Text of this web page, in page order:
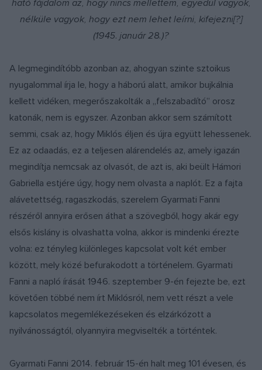
ható fájdalom az, hogy nincs mellettem, egyedül vagyok,
nélküle vagyok, hogy ezt nem lehet leírni, kifejezni[?]
(1945. január 28.)?
A legmegindítóbb azonban az, ahogyan szinte sztoikus
nyugalommal írja le, hogy a háború alatt, amikor bujkálnia
kellett vidéken, megerőszakolták a „felszabadító” orosz
katonák, nem is egyszer. Azonban akkor sem számított
semmi, csak az, hogy Miklós éljen és újra együtt lehessenek.
Ez az odaadás, ez a teljesen alárendelés az, amely igazán
megindítja nemcsak az olvasót, de azt is, aki beült Hámori
Gabriella estjére úgy, hogy nem olvasta a naplót. Ez a fajta
alávetettség, ragaszkodás, szerelem Gyarmati Fanni
részéről annyira erősen áthat a szövegből, hogy akár egy
elsős kislány is olvashatta volna, akkor is mindenki érezte
volna: ez tényleg különleges kapcsolat volt két ember
között, mely közé befurakodott a történelem. Gyarmati
Fanni a napló írását 1946. szeptember 9-én fejezte be, ezt
követően többé nem írt Miklósról, nem vett részt a vele
kapcsolatos megemlékezéseken és elzárkózott a
nyilvánosságtól, olyannyira megviselték a történtek.
Gyarmati Fanni 2014. február 15-én halt meg 101 évesen, és